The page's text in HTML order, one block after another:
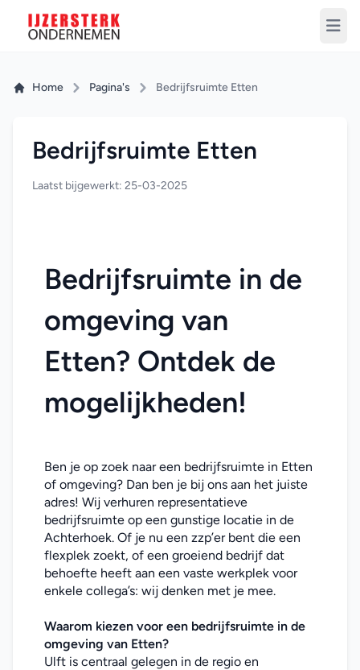
Home Pagina's Bedrijfsruimte Etten
Bedrijfsruimte Etten
Laatst bijgewerkt: 25-03-2025
Bedrijfsruimte in de
omgeving van
Etten? Ontdek de
mogelijkheden!
Ben je op zoek naar een bedrijfsruimte in Etten
of omgeving? Dan ben je bij ons aan het juiste
adres! Wij verhuren representatieve
bedrijfsruimte op een gunstige locatie in de
Achterhoek. Of je nu een zzp’er bent die een
flexplek zoekt, of een groeiend bedrijf dat
behoefte heeft aan een vaste werkplek voor
enkele collega’s: wij denken met je mee.
Waarom kiezen voor een bedrijfsruimte in de
omgeving van Etten?
Ulft is centraal gelegen in de regio en